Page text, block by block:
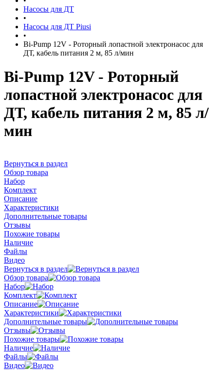
Насосы для ДТ
•
Насосы для ДТ Piusi
•
Bi-Pump 12V - Роторный лопастной электронасос для
ДТ, кабель питания 2 м, 85 л/мин
Bi-Pump 12V - Роторный
лопастной электронасос для
ДТ, кабель питания 2 м, 85 л/
мин
Вернуться в раздел
Обзор товара
Набор
Комплект
Описание
Характеристики
Дополнительные товары
Отзывы
Похожие товары
Наличие
Файлы
Видео
Вернуться в раздел
Обзор товара
Набор
Комплект
Описание
Характеристики
Дополнительные товары
Отзывы
Похожие товары
Наличие
Файлы
Видео